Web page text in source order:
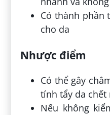
Có thành phần
cho da
Nhược điểm
Có thể gây
tính tẩy da chết
Nếu không